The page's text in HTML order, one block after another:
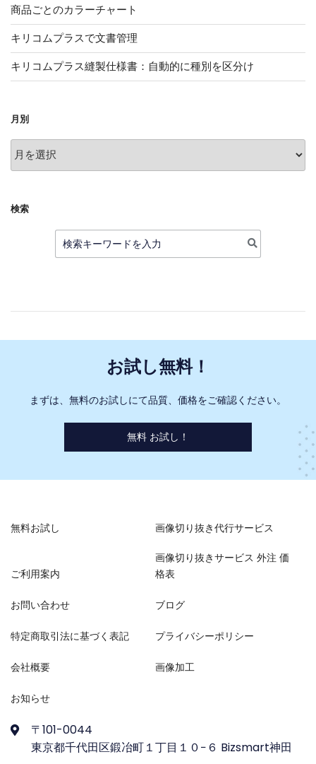
商品ごとのカラーチャート
キリコムプラスで文書管理
キリコムプラス縫製仕様書：自動的に種別を区分け
月別
月
別
検索
検
お試し無料！
まずは、無料のお試しにて品質、価格をご確認ください。
無料 お試し！
無料お試し 画像切り抜き代行サービス
ご利用案内
画像切り抜きサービス 外注 価
格表
お問い合わせ ブログ
特定商取引法に基づく表記 プライバシーポリシー
会社概要 画像加工
お知らせ
〒101-0044
東京都千代田区鍛冶町１丁目１０−６ Bizsmart神田